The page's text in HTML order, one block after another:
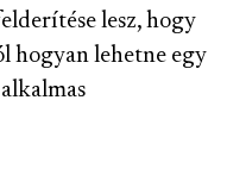
lesz, hogy
hogyan lehetne egy